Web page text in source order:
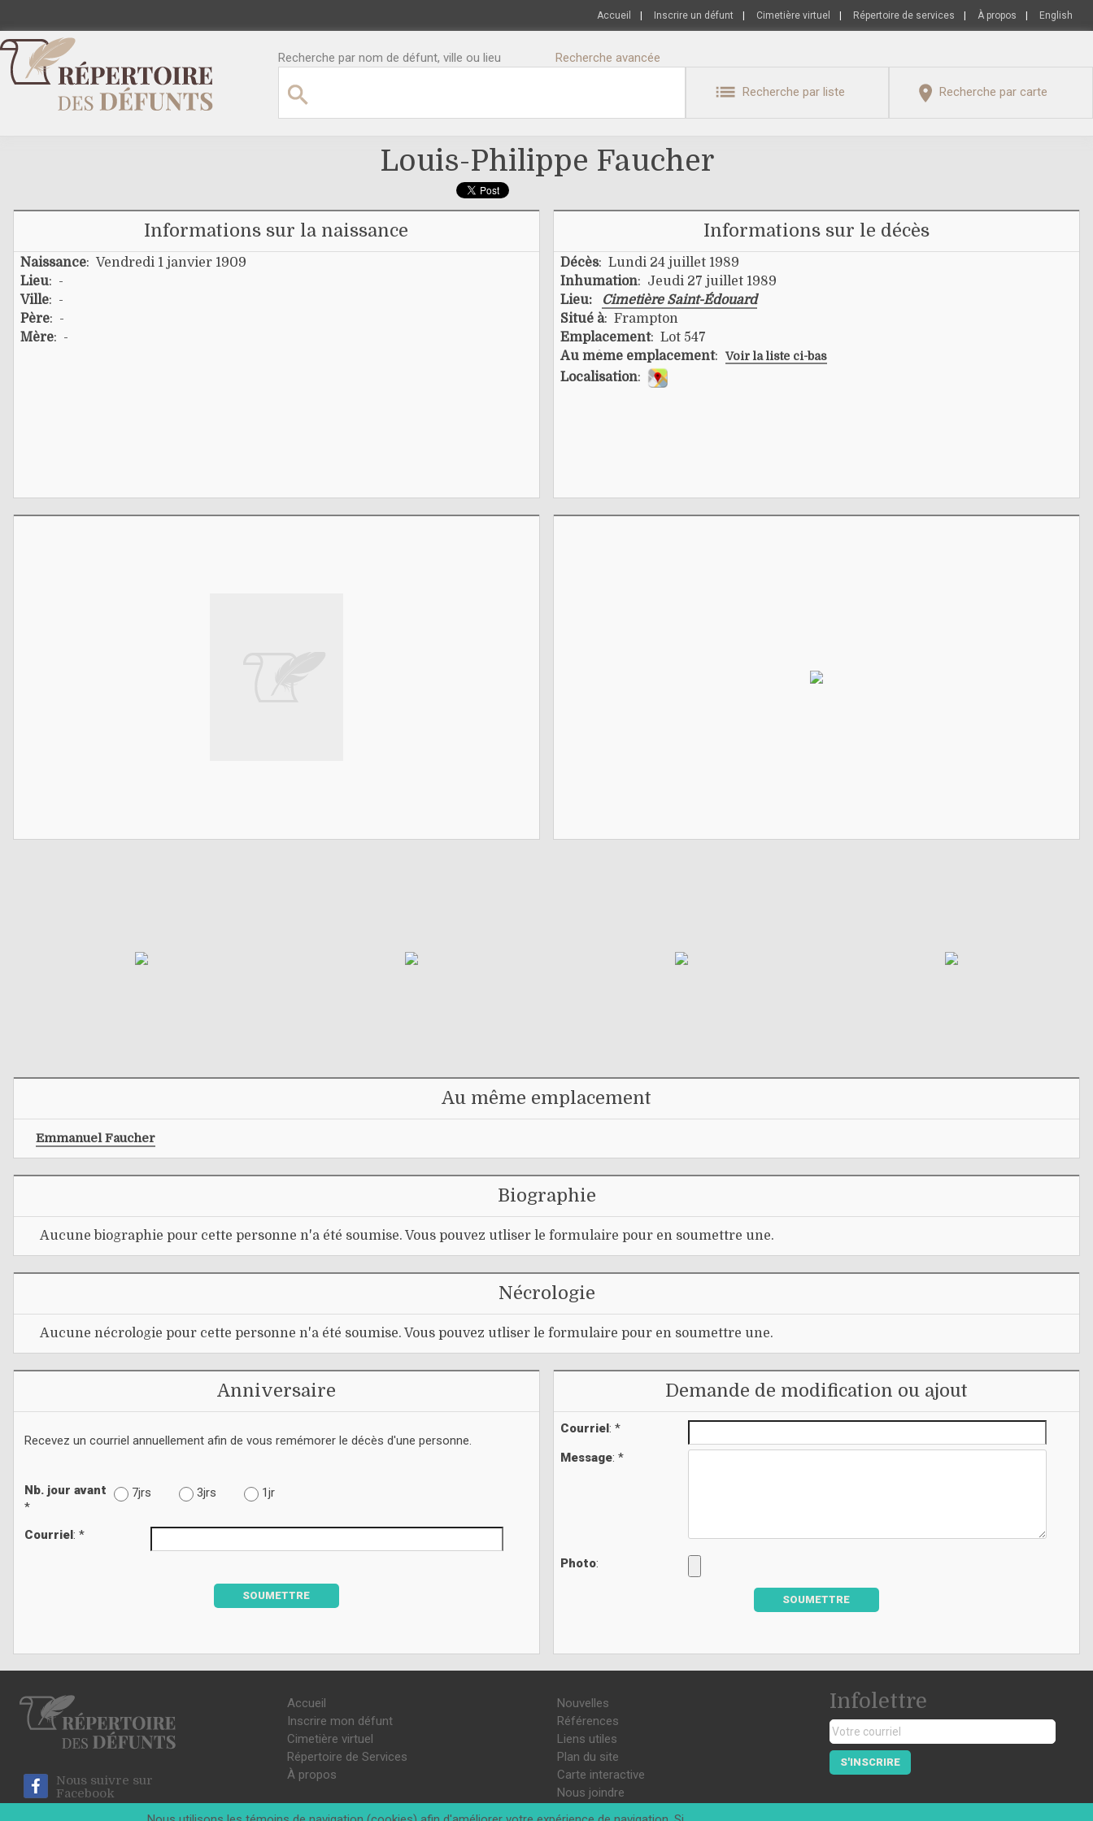
Accueil Inscrire un défunt Cimetière virtuel Répertoire de services À propos English
Recherche par nom de défunt, ville ou lieu Recherche avancée
Recherche par liste Recherche par carte
Louis-Philippe Faucher
Informations sur la naissance
Naissance: Vendredi 1 janvier 1909
Lieu: -
Ville: -
Père: -
Mère: -
Informations sur le décès
Décès: Lundi 24 juillet 1989
Inhumation: Jeudi 27 juillet 1989
Lieu:
Cimetière Saint-Édouard
Situé à: Frampton
Emplacement: Lot 547
Au même emplacement: Voir la liste ci-bas
Localisation:
Au même emplacement
Emmanuel Faucher
Biographie
Aucune biographie pour cette personne n'a été soumise. Vous pouvez utliser le formulaire pour en soumettre une.
Nécrologie
Aucune nécrologie pour cette personne n'a été soumise. Vous pouvez utliser le formulaire pour en soumettre une.
Anniversaire
Recevez un courriel annuellement afin de vous remémorer le décès d'une personne.
Nb. jour avant
*
7jrs 3jrs 1jr
Courriel: *
SOUMETTRE
Demande de modification ou ajout
Courriel: *
Message: *
Photo:
SOUMETTRE
Nous suivre sur
Facebook
Accueil
Inscrire mon défunt
Cimetière virtuel
Répertoire de Services
À propos
Nouvelles
Références
Liens utiles
Plan du site
Carte interactive
Nous joindre
Infolettre
S'INSCRIRE